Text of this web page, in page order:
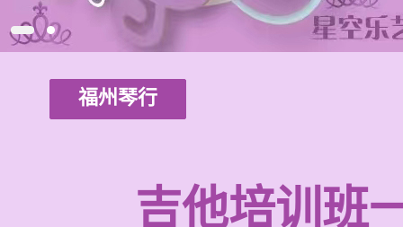
福州琴行
吉他培训班